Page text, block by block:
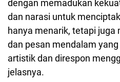
dengan memadukan
dan narasi untuk
hanya menarik, tetapi juga
dan pesan mendalam
artistik dan direspon
jelasnya.